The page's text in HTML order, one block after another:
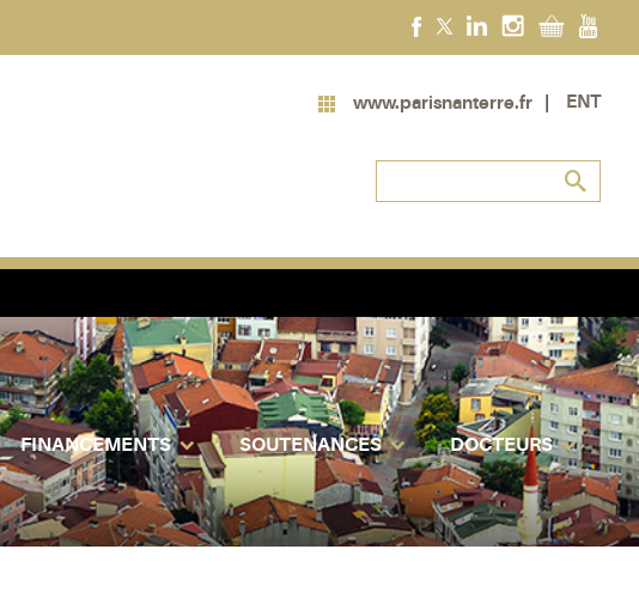
www.parisnanterre.fr ENT
FINANCEMENTS SOUTENANCES DOCTEURS